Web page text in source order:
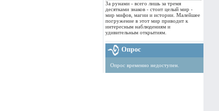
За рунами - всего лишь за тремя
десятками знаков - стоит целый мир -
мир мифов, магии и истории. Малейшее
погружение в этот мир приводит к
интересным наблюдениям и
удивительным открытиям.
Опрос
Опрос временно недоступен.